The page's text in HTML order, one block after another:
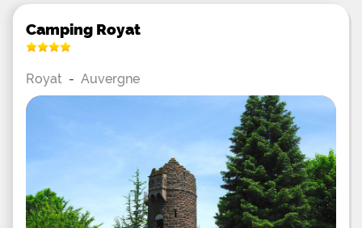
Camping Royat
Royat - Auvergne